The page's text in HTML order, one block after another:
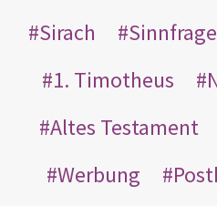
Sirach
Sinnfrage
1. Timotheus
Altes Testament
Werbung